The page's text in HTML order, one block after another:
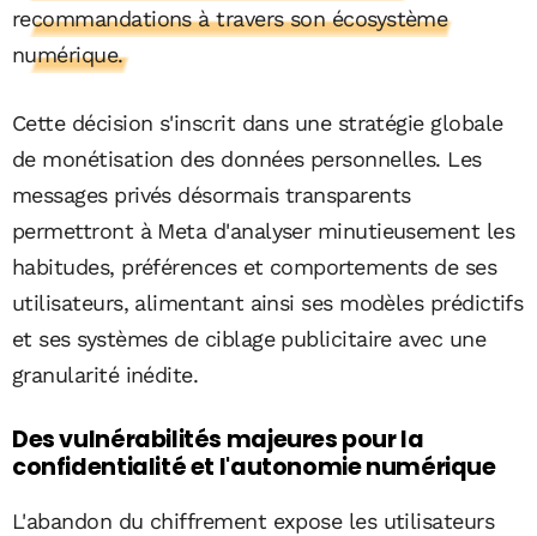
recommandations à travers son écosystème
numérique.
Cette décision s'inscrit dans une stratégie globale
de monétisation des données personnelles. Les
messages privés désormais transparents
permettront à Meta d'analyser minutieusement les
habitudes, préférences et comportements de ses
utilisateurs, alimentant ainsi ses modèles prédictifs
et ses systèmes de ciblage publicitaire avec une
granularité inédite.
Des vulnérabilités majeures pour la
confidentialité et l'autonomie numérique
L'abandon du chiffrement expose les utilisateurs